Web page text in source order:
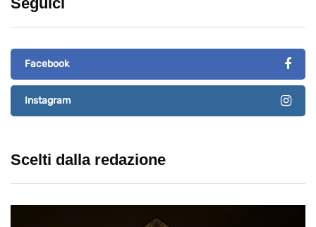
Facebook
Instagram
Scelti dalla redazione